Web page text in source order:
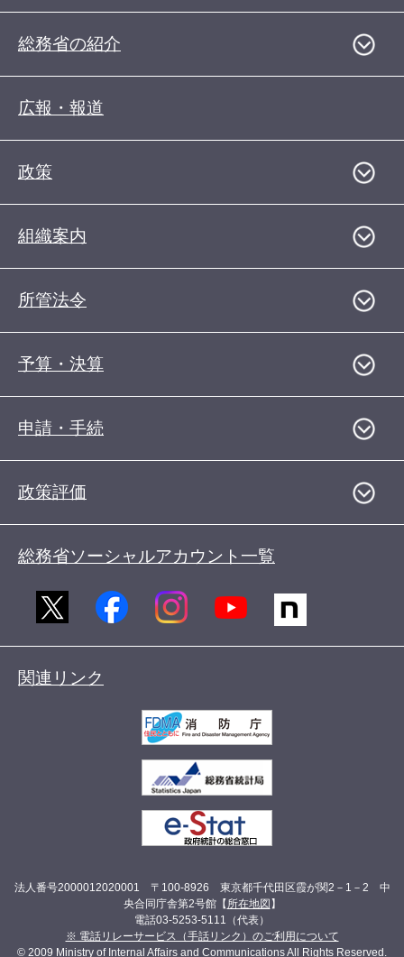
総務省の紹介
広報・報道
政策
組織案内
所管法令
予算・決算
申請・手続
政策評価
総務省ソーシャルアカウント一覧
関連リンク
法人番号2000012020001 〒100-8926 東京都千代田区霞が関2－1－2 中
央合同庁舎第2号館【 所在地図 】
電話03-5253-5111（代表）
※ 電話リレーサービス（手話リンク）のご利用について
© 2009 Ministry of Internal Affairs and Communications All Rights Reserved.